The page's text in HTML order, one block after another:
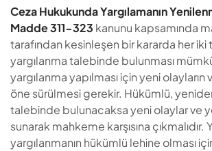
Ceza Hukukunda Yargılamanın
Madde 311-323 kanunu kapsamında
tarafından kesinleşen bir kararda her iki
yargılanma talebinde bulunması
yargılanma yapılması için yeni
öne sürülmesi gerekir. Hükümlü,
talebinde bulunacaksa yeni olaylar ve
sunarak mahkeme karşısına çıkmalıdır.
yargılanmanın hükümlü lehine olması